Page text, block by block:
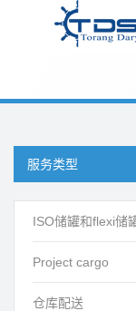
服务类型
ISO储罐和flexi储
Project cargo
仓库配送